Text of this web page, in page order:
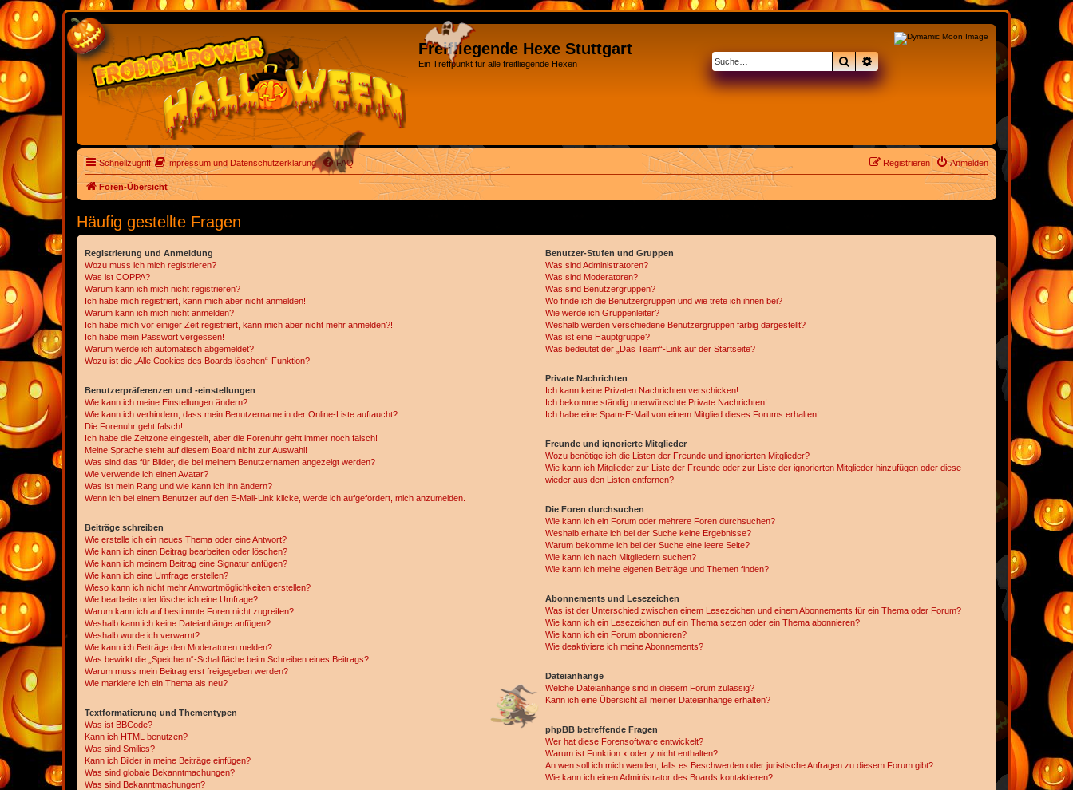
Freifliegende Hexe Stuttgart
Ein Treffpunkt für alle freifliegende Hexen SucheErweiterte Suche
Schnellzugriff Impressum und Datenschutzerklärung FAQ Anmelden
Registrieren
Foren-Übersicht
Häufig gestellte Fragen
Registrierung und Anmeldung
Wozu muss ich mich registrieren?
Was ist COPPA?
Warum kann ich mich nicht registrieren?
Ich habe mich registriert, kann mich aber nicht anmelden!
Warum kann ich mich nicht anmelden?
Ich habe mich vor einiger Zeit registriert, kann mich aber nicht mehr anmelden?!
Ich habe mein Passwort vergessen!
Warum werde ich automatisch abgemeldet?
Wozu ist die „Alle Cookies des Boards löschen“-Funktion?
Benutzerpräferenzen und -einstellungen
Wie kann ich meine Einstellungen ändern?
Wie kann ich verhindern, dass mein Benutzername in der Online-Liste auftaucht?
Die Forenuhr geht falsch!
Ich habe die Zeitzone eingestellt, aber die Forenuhr geht immer noch falsch!
Meine Sprache steht auf diesem Board nicht zur Auswahl!
Was sind das für Bilder, die bei meinem Benutzernamen angezeigt werden?
Wie verwende ich einen Avatar?
Was ist mein Rang und wie kann ich ihn ändern?
Wenn ich bei einem Benutzer auf den E-Mail-Link klicke, werde ich aufgefordert, mich anzumelden.
Beiträge schreiben
Wie erstelle ich ein neues Thema oder eine Antwort?
Wie kann ich einen Beitrag bearbeiten oder löschen?
Wie kann ich meinem Beitrag eine Signatur anfügen?
Wie kann ich eine Umfrage erstellen?
Wieso kann ich nicht mehr Antwortmöglichkeiten erstellen?
Wie bearbeite oder lösche ich eine Umfrage?
Warum kann ich auf bestimmte Foren nicht zugreifen?
Weshalb kann ich keine Dateianhänge anfügen?
Weshalb wurde ich verwarnt?
Wie kann ich Beiträge den Moderatoren melden?
Was bewirkt die „Speichern“-Schaltfläche beim Schreiben eines Beitrags?
Warum muss mein Beitrag erst freigegeben werden?
Wie markiere ich ein Thema als neu?
Textformatierung und Thementypen
Was ist BBCode?
Kann ich HTML benutzen?
Was sind Smilies?
Kann ich Bilder in meine Beiträge einfügen?
Was sind globale Bekanntmachungen?
Was sind Bekanntmachungen?
Benutzer-Stufen und Gruppen
Was sind Administratoren?
Was sind Moderatoren?
Was sind Benutzergruppen?
Wo finde ich die Benutzergruppen und wie trete ich ihnen bei?
Wie werde ich Gruppenleiter?
Weshalb werden verschiedene Benutzergruppen farbig dargestellt?
Was ist eine Hauptgruppe?
Was bedeutet der „Das Team“-Link auf der Startseite?
Private Nachrichten
Ich kann keine Privaten Nachrichten verschicken!
Ich bekomme ständig unerwünschte Private Nachrichten!
Ich habe eine Spam-E-Mail von einem Mitglied dieses Forums erhalten!
Freunde und ignorierte Mitglieder
Wozu benötige ich die Listen der Freunde und ignorierten Mitglieder?
Wie kann ich Mitglieder zur Liste der Freunde oder zur Liste der ignorierten Mitglieder hinzufügen oder diese
wieder aus den Listen entfernen?
Die Foren durchsuchen
Wie kann ich ein Forum oder mehrere Foren durchsuchen?
Weshalb erhalte ich bei der Suche keine Ergebnisse?
Warum bekomme ich bei der Suche eine leere Seite?
Wie kann ich nach Mitgliedern suchen?
Wie kann ich meine eigenen Beiträge und Themen finden?
Abonnements und Lesezeichen
Was ist der Unterschied zwischen einem Lesezeichen und einem Abonnements für ein Thema oder Forum?
Wie kann ich ein Lesezeichen auf ein Thema setzen oder ein Thema abonnieren?
Wie kann ich ein Forum abonnieren?
Wie deaktiviere ich meine Abonnements?
Dateianhänge
Welche Dateianhänge sind in diesem Forum zulässig?
Kann ich eine Übersicht all meiner Dateianhänge erhalten?
phpBB betreffende Fragen
Wer hat diese Forensoftware entwickelt?
Warum ist Funktion x oder y nicht enthalten?
An wen soll ich mich wenden, falls es Beschwerden oder juristische Anfragen zu diesem Forum gibt?
Wie kann ich einen Administrator des Boards kontaktieren?